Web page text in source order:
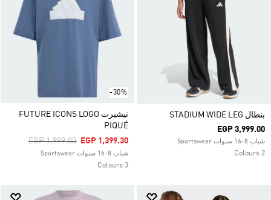
بنطال STADIUM WIDE LEG
EGP 3,999.00
شباب 8-16 سنوات Sportswear
2 Colours
-30%
تيشيرت FUTURE ICONS LOGO
PIQUÉ
Price Reduced From
EGP 1,999.00ToEGP 1,399.30
شباب 8-16 سنوات Sportswear
3 Colours